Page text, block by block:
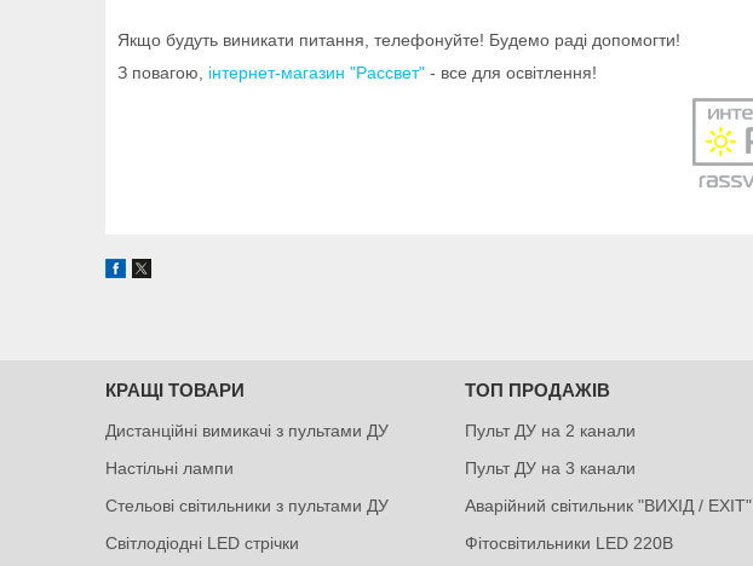
Якщо будуть виникати питання, телефонуйте! Будемо раді допомогти!
З повагою, інтернет-магазин "Рассвет" - все для освітлення!
КРАЩІ ТОВАРИ
Дистанційні вимикачі з пультами ДУ
Настільні лампи
Стельові світильники з пультами ДУ
Світлодіодні LED стрічки
ТОП ПРОДАЖІВ
Пульт ДУ на 2 канали
Пульт ДУ на 3 канали
Аварійний світильник "ВИХІД / EXIT"
Фітосвітильники LED 220В